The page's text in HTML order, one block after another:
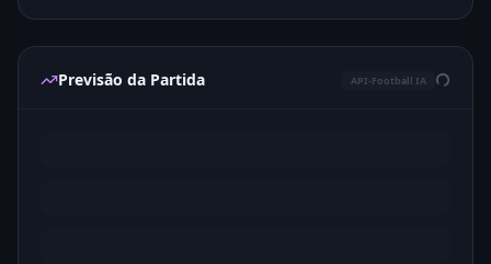
Previsão da Partida API-Football IA